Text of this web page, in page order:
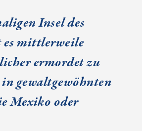
Insel des
es mittlerweile
ermordet zu
gewaltgewöhnten
Mexiko oder